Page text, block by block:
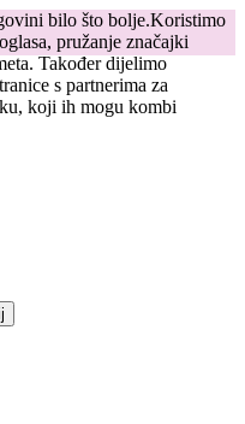
bilo što bolje.Koristimo
pružanje značajki
Također dijelimo
s partnerima za
koji ih mogu kombi